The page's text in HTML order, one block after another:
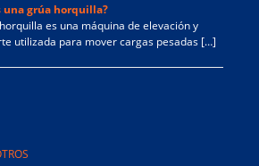
una grúa horquilla?
es una máquina de elevación y
utilizada para mover cargas pesadas […]